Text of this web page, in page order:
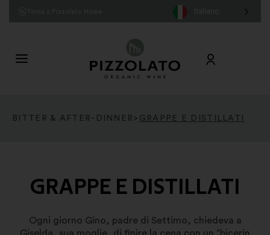
BITTER & AFTER-DINNER > GRAPPE E DISTILLATI
GRAPPE E DISTILLATI
Ogni giorno Gino, padre di Settimo, chiedeva a